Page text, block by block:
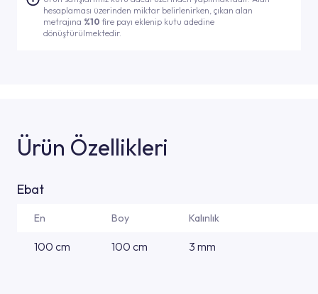
hesaplaması üzerinden miktar belirlenirken, çıkan alan
metrajına %10fire payı eklenip kutu adedine
dönüştürülmektedir.
Ürün Özellikleri
Ebat
En Boy Kalınlık
100 cm 100 cm 3 mm